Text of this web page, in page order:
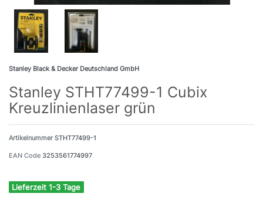
Stanley Black & Decker Deutschland GmbH
Stanley STHT77499-1 Cubix
Kreuzlinienlaser grün
ArtikelnummerSTHT77499-1
EAN Code 3253561774997
Lieferzeit 1-3 Tage